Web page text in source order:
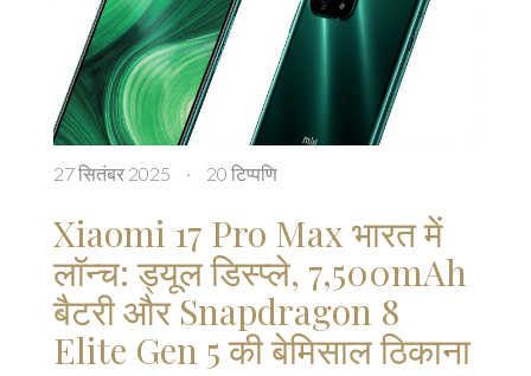
27 सितंबर 2025 · 20 टिप्पणि
Xiaomi 17 Pro Max भारत में
लॉन्च: ड्यूल डिस्प्ले, 7,500mAh
बैटरी और Snapdragon 8
Elite Gen 5 की बेमिसाल ठिकाना